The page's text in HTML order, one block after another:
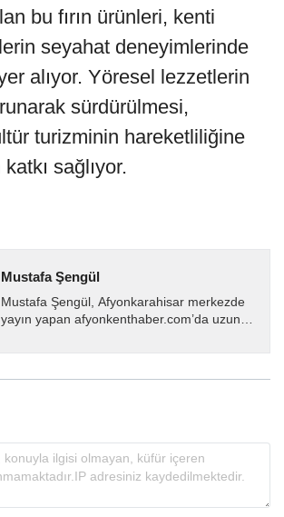
bu fırın ürünleri, kenti
seyahat deneyimlerinde
alıyor. Yöresel lezzetlerin
sürdürülmesi,
turizminin hareketliliğine
sağlıyor.
Mustafa Şengül
Mustafa Şengül, Afyonkarahisar merkezde
yayın yapan afyonkenthaber.com’da uzun
almakta, haber akışı...